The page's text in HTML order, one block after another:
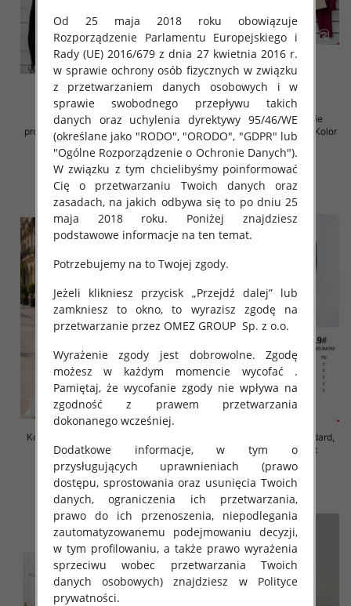
Komplet damskie (Włoskie
produkt) Roz Standard, Mix Kolor
Paczka 5 szt
125.00 zł
szczegóły
Komplet damskie (Włoskie
produkt) Roz Standard, Mix Kolor
Paczka 5 szt
92.00 zł
szczegóły
Komplet damskie Roz Standard,
Mix Kolor Paczka 8 szt
55.00 zł
szczegóły
Komplet damskie Roz Standard,
Mix Kolor Paczka 12 szt
82.00 zł
szczegóły
Od 25 maja 2018 roku obowiązuje
Rozporządzenie Parlamentu Europejskiego i
Rady (UE) 2016/679 z dnia 27 kwietnia 2016 r.
w sprawie ochrony osób fizycznych w związku
z przetwarzaniem danych osobowych i w
sprawie swobodnego przepływu takich
danych oraz uchylenia dyrektywy 95/46/WE
(określane jako "RODO", "ORODO", "GDPR" lub
"Ogólne Rozporządzenie o Ochronie Danych").
W związku z tym chcielibyśmy poinformować
Cię o przetwarzaniu Twoich danych oraz
zasadach, na jakich odbywa się to po dniu 25
maja 2018 roku. Poniżej znajdziesz
podstawowe informacje na ten temat.
Potrzebujemy na to Twojej zgody.
Jeżeli klikniesz przycisk „Przejdź dalej” lub
zamkniesz to okno, to wyrazisz zgodę na
przetwarzanie przez OMEZ GROUP Sp. z o.o.
Wyrażenie zgody jest dobrowolne. Zgodę
możesz w każdym momencie wycofać .
Pamiętaj, że wycofanie zgody nie wpływa na
zgodność z prawem przetwarzania
dokonanego wcześniej.
Dodatkowe informacje, w tym o
przysługujących uprawnieniach (prawo
dostępu, sprostowania oraz usunięcia Twoich
danych, ograniczenia ich przetwarzania,
prawo do ich przenoszenia, niepodlegania
zautomatyzowanemu podejmowaniu decyzji,
w tym profilowaniu, a także prawo wyrażenia
sprzeciwu wobec przetwarzania Twoich
danych osobowych) znajdziesz w Polityce
prywatności.